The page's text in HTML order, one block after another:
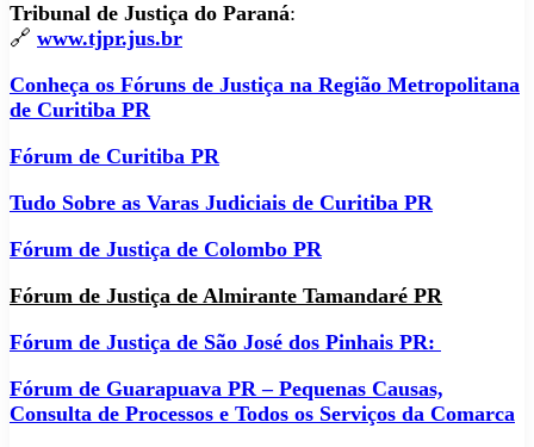
Tribunal de Justiça do Paraná:
🔗 www.tjpr.jus.br
Conheça os Fóruns de Justiça na Região Metropolitana
de Curitiba PR
Fórum de Curitiba PR
Tudo Sobre as Varas Judiciais de Curitiba PR
Fórum de Justiça de Colombo PR
Fórum de Justiça de Almirante Tamandaré PR
Fórum de Justiça de São José dos Pinhais PR:
Fórum de Guarapuava PR – Pequenas Causas,
Consulta de Processos e Todos os Serviços da Comarca